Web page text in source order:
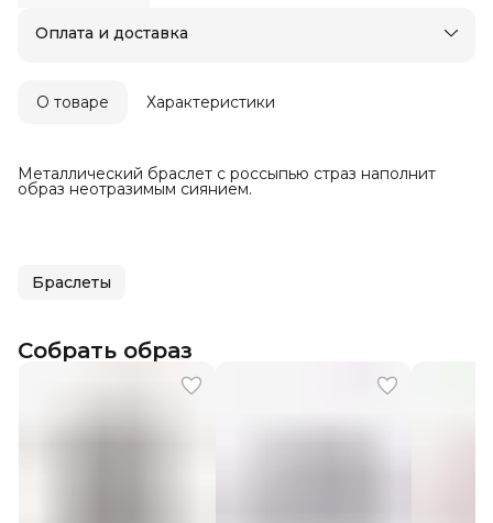
Оплата и доставка
Оплата после примерки
О товаре Характеристики
Металлический браслет с россыпью страз наполнит
образ неотразимым сиянием.
Браслеты
Собрать образ